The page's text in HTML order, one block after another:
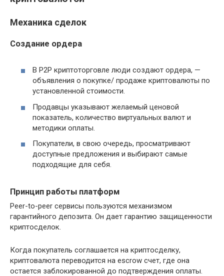
Механика сделок
Создание ордера
В P2P криптоторговле люди создают ордера, —
объявления о покупке/ продаже криптовалюты по
установленной стоимости.
Продавцы указывают желаемый ценовой
показатель, количество виртуальных валют и
методики оплаты.
Покупатели, в свою очередь, просматривают
доступные предложения и выбирают самые
подходящие для себя.
Принцип работы платформ
Peer-to-peer сервисы пользуются механизмом
гарантийного депозита. Он дает гарантию защищенности
криптосделок.
Когда покупатель соглашается на криптосделку,
криптовалюта переводится на escrow счет, где она
остается заблокированной до подтверждения оплаты.